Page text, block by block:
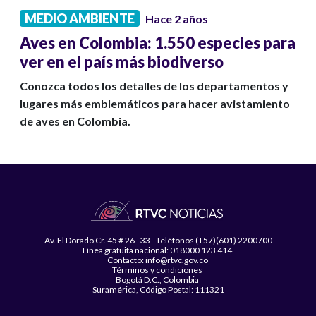
MEDIO AMBIENTE Hace 2 años
Aves en Colombia: 1.550 especies para
ver en el país más biodiverso
Conozca todos los detalles de los departamentos y
lugares más emblemáticos para hacer avistamiento
de aves en Colombia.
Av. El Dorado Cr. 45 # 26 - 33 - Teléfonos (+57)(601) 2200700
Línea gratuita nacional: 018000 123 414
Contacto: info@rtvc.gov.co
Términos y condiciones
Bogotá D.C., Colombia
Suramérica, Código Postal: 111321